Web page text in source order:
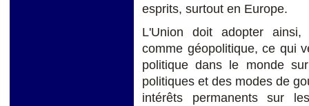
esprits, surtout en Europe.
L'Union doit adopter
comme géopolitique, ce qui
politique dans le monde
politiques et des modes de
intérêts permanents sur